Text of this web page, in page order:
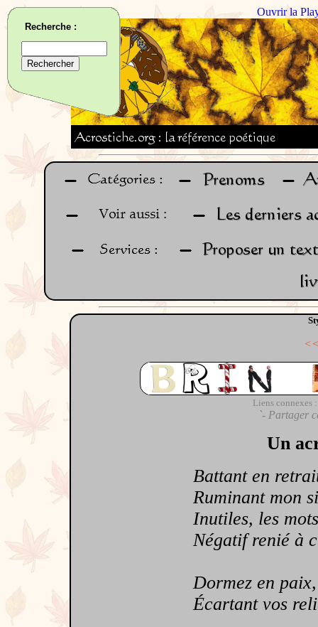
Ouvrir la
Liens connexes :
`- Partager
Un
Battant en
Ruminant mon
Inutiles, les mots
Négatif renié à
Dormez en paix,
Écartant vos
Recherche :